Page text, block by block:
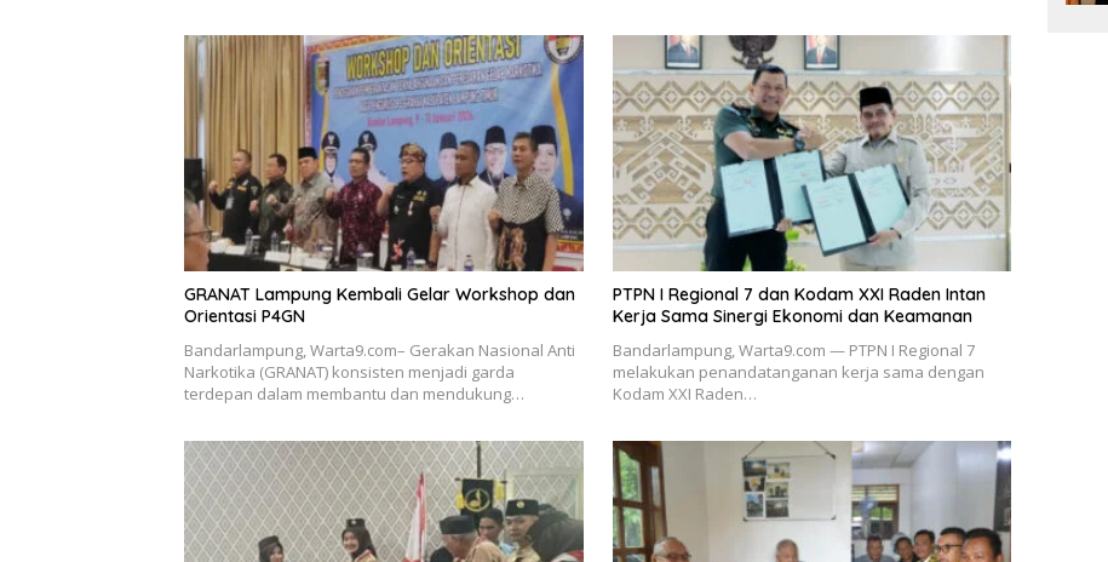
GRANAT Lampung Kembali Gelar Workshop dan
Orientasi P4GN
Bandarlampung, Warta9.com– Gerakan Nasional Anti
Narkotika (GRANAT) konsisten menjadi garda
terdepan dalam membantu dan mendukung…
PTPN I Regional 7 dan Kodam XXI Raden Intan
Kerja Sama Sinergi Ekonomi dan Keamanan
Bandarlampung, Warta9.com — PTPN I Regional 7
melakukan penandatanganan kerja sama dengan
Kodam XXI Raden…